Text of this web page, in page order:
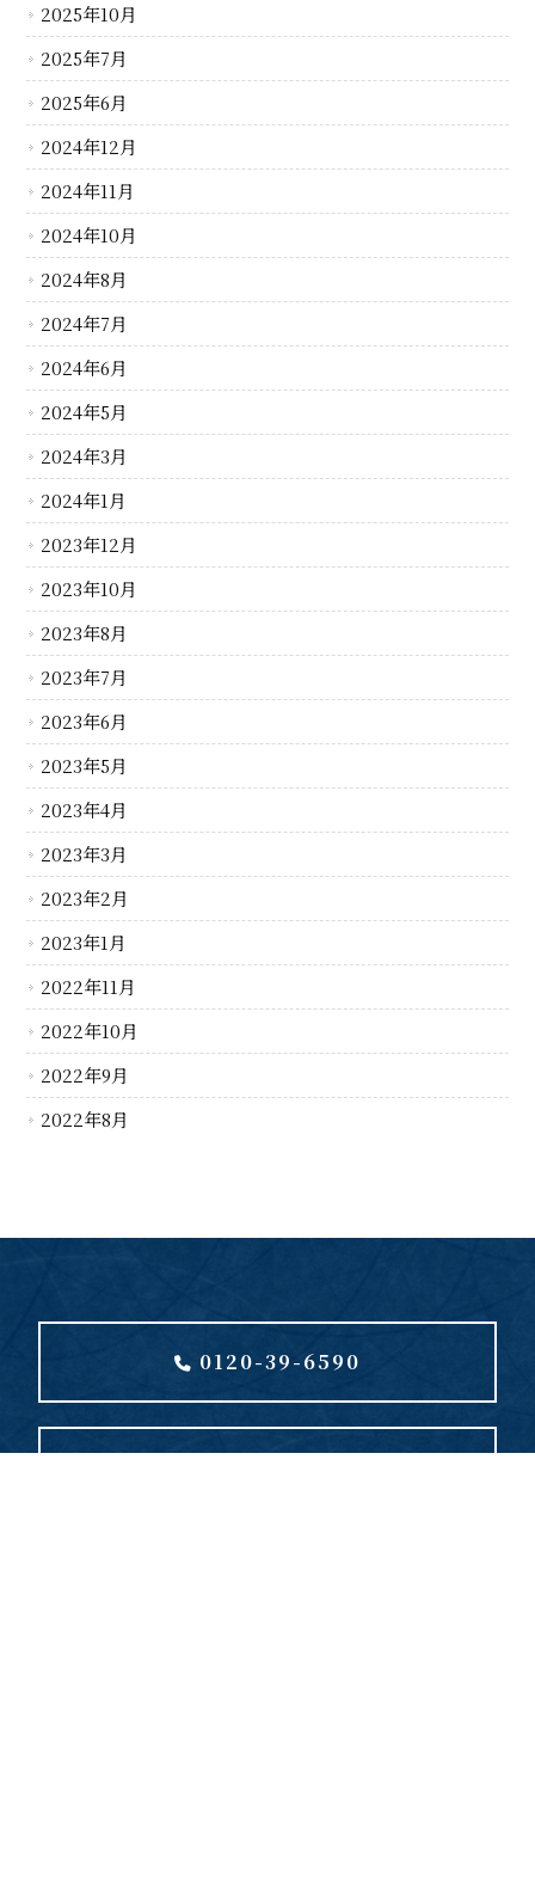
2025年10月
2025年7月
2025年6月
2024年12月
2024年11月
2024年10月
2024年8月
2024年7月
2024年6月
2024年5月
2024年3月
2024年1月
2023年12月
2023年10月
2023年8月
2023年7月
2023年6月
2023年5月
2023年4月
2023年3月
2023年2月
2023年1月
2022年11月
2022年10月
2022年9月
2022年8月
0120-39-6590